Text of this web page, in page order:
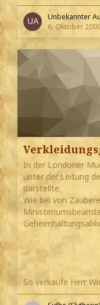
Unbekannter
6. Oktober
In der Londoner
unter der Leitung
darstellte.
Wie bei von
So verkaufe Herr